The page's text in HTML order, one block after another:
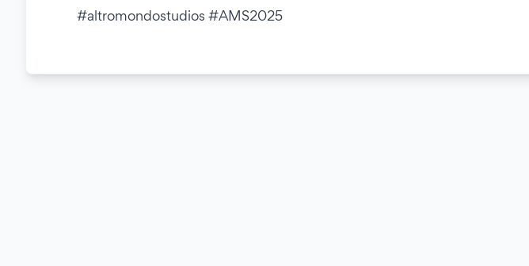
#altromondostudios #AMS2025